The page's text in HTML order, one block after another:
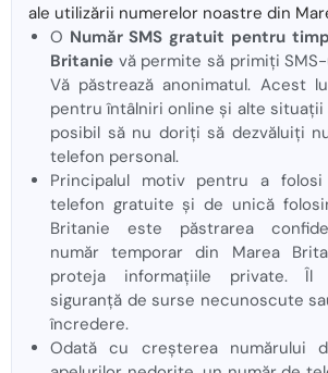
ale utilizării numerelor noastre din
O Număr SMS gratuit pentru
Britanie vă permite să primiți
Vă păstrează anonimatul. Acest
pentru întâlniri online și alte situații
posibil să nu doriți să dezvăluiți
telefon personal.
Principalul motiv pentru a
telefon gratuite și de unică
Britanie este păstrarea
număr temporar din Marea
proteja informațiile private. Îl
siguranță de surse necunoscute
încredere.
Odată cu creșterea numărului